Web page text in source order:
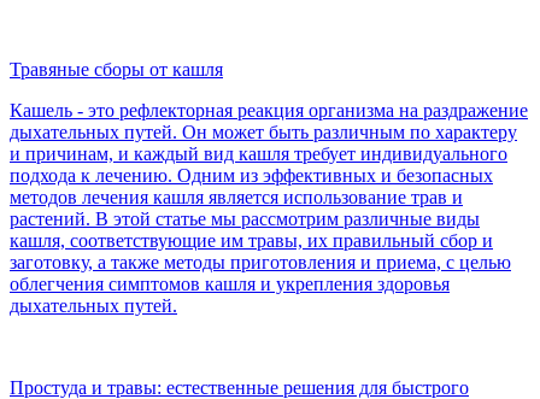
Травяные сборы от кашля
Кашель - это рефлекторная реакция организма на раздражение
дыхательных путей. Он может быть различным по характеру
и причинам, и каждый вид кашля требует индивидуального
подхода к лечению. Одним из эффективных и безопасных
методов лечения кашля является использование трав и
растений. В этой статье мы рассмотрим различные виды
кашля, соответствующие им травы, их правильный сбор и
заготовку, а также методы приготовления и приема, с целью
облегчения симптомов кашля и укрепления здоровья
дыхательных путей.
Простуда и травы: естественные решения для быстрого